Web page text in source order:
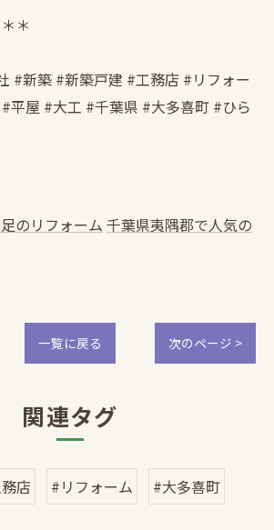
＊
#新築 #新築戸建 #工務店 #リフォー
平屋 #大工 #千葉県 #大多喜町 #ひら
のリフォーム 千葉県夷隅郡で人気の
一覧に戻る 次のページ >
関連タグ
店 #リフォーム #大多喜町